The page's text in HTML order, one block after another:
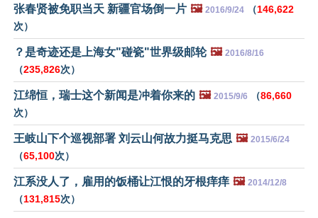
张春贤被免职当天 新疆官场倒一片 🖼️ 2016/9/24 （146,622
次）
？是奇迹还是上海女"碰瓷"世界级邮轮 🖼️ 2016/8/16
（235,826次）
江绵恒，瑞士这个新闻是冲着你来的 🖼️ 2015/9/6 （86,660
次）
王岐山下个巡视部署 刘云山何故力挺马克思 🖼️ 2015/6/24
（65,100次）
江系没人了，雇用的饭桶让江恨的牙根痒痒 🖼️ 2014/12/8
（131,815次）